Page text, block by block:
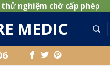
nghiệm chờ cấp phép